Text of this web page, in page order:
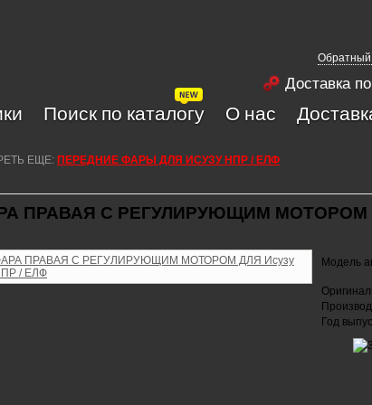
Обратный
Доставка
Поиск по каталогу О нас
ЕЩЕ: ПЕРЕДНИЕ ФАРЫ ДЛЯ ИСУЗУ НПР / ЕЛФ
ПРАВАЯ С РЕГУЛИРУЮЩИМ МОТОРОМ
Модель
Год